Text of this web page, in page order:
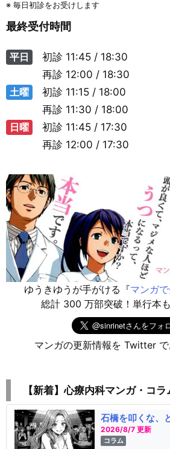
※ 毎日初診をお受けします
最終受付時間
平日 初診 11:45 / 18:30
再診 12:00 / 18:30
土曜
初診 11:15 / 18:00
再診 11:30 / 18:00
日曜
初診 11:45 / 17:30
再診 12:00 / 17:30
ゆうきゆうが手がける『マンガ
総計 300 万部突破！単行本
マンガの更新情報を Twitter で
【新着】心療内科マンガ・コラ
石橋を叩くな、
2026/8/7 更新
コラム